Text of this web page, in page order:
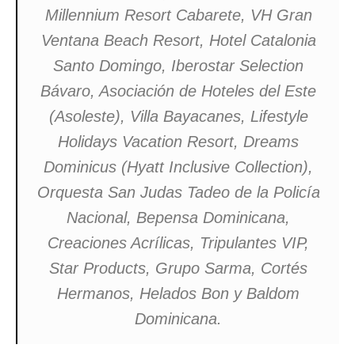
Millennium Resort Cabarete, VH Gran
Ventana Beach Resort, Hotel Catalonia
Santo Domingo, Iberostar Selection
Bávaro, Asociación de Hoteles del Este
(Asoleste), Villa Bayacanes, Lifestyle
Holidays Vacation Resort, Dreams
Dominicus (Hyatt Inclusive Collection),
Orquesta San Judas Tadeo de la Policía
Nacional, Bepensa Dominicana,
Creaciones Acrílicas, Tripulantes VIP,
Star Products, Grupo Sarma, Cortés
Hermanos, Helados Bon y Baldom
Dominicana.